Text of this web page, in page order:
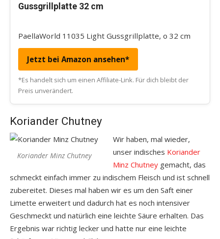
Gussgrillplatte 32 cm
PaellaWorld 11035 Light Gussgrillplatte, o 32 cm
Jetzt bei Amazon ansehen*
*Es handelt sich um einen Affiliate-Link. Für dich bleibt der
Preis unverändert.
Koriander Chutney
Koriander Minz Chutney
Wir haben, mal wieder,
unser indisches Koriander
Minz Chutney gemacht, das
schmeckt einfach immer zu indischem Fleisch und ist schnell
zubereitet. Dieses mal haben wir es um den Saft einer
Limette erweitert und dadurch hat es noch intensiver
Geschmeckt und natürlich eine leichte Säure erhalten. Das
Ergebnis war richtig lecker und hatte nur eine leichte